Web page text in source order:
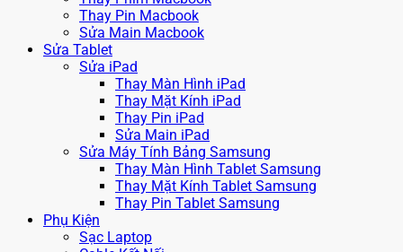
Thay Pin Macbook
Sửa Main Macbook
Sửa Tablet
Sửa iPad
Thay Màn Hình iPad
Thay Mặt Kính iPad
Thay Pin iPad
Sửa Main iPad
Sửa Máy Tính Bảng Samsung
Thay Màn Hình Tablet Samsung
Thay Mặt Kính Tablet Samsung
Thay Pin Tablet Samsung
Phụ Kiện
Sạc Laptop